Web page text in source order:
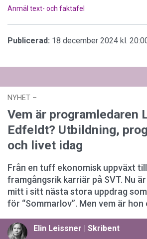
Anmäl text- och faktafel
Publicerad: 18 december 2024 kl.
NYHET –
Vem är programledaren
Edfeldt? Utbildning,
och livet idag
Från en tuff ekonomisk uppväxt
framgångsrik karriär på SVT. Nu
mitt i sitt nästa stora uppdrag
för “Sommarlov”. Men vem är hon
Elin Leissner | Skribent